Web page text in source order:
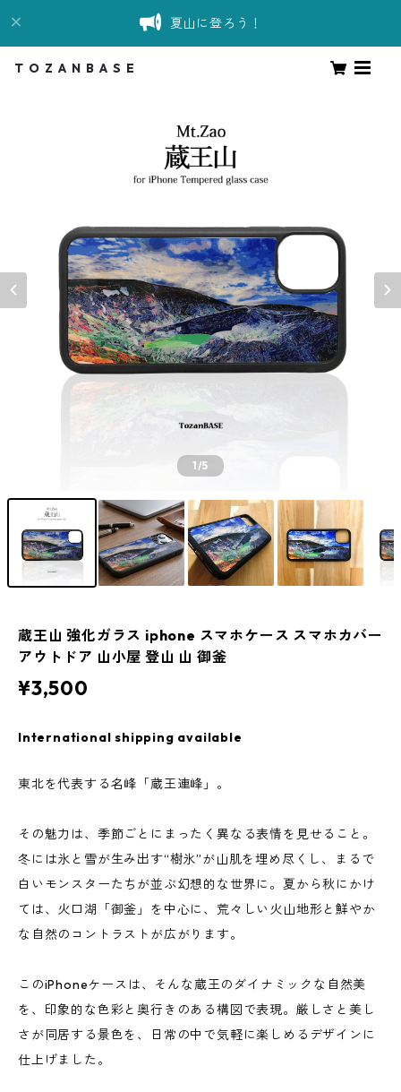
夏山に登ろう！
T O Z A N B A S E
1/5
蔵王山 強化ガラス iphone スマホケース スマホカバー
アウトドア 山小屋 登山 山 御釜
¥3,500
International shipping available
東北を代表する名峰「蔵王連峰」。
その魅力は、季節ごとにまったく異なる表情を見せること。
冬には氷と雪が生み出す“樹氷”が山肌を埋め尽くし、まるで
白いモンスターたちが並ぶ幻想的な世界に。夏から秋にかけ
ては、火口湖「御釜」を中心に、荒々しい火山地形と鮮やか
な自然のコントラストが広がります。
このiPhoneケースは、そんな蔵王のダイナミックな自然美
を、印象的な色彩と奥行きのある構図で表現。厳しさと美し
さが同居する景色を、日常の中で気軽に楽しめるデザインに
仕上げました。